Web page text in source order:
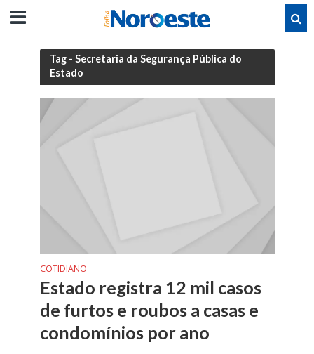
Tag - Secretaria da Segurança Pública do
Estado
COTIDIANO
Estado registra 12 mil casos
de furtos e roubos a casas e
condomínios por ano